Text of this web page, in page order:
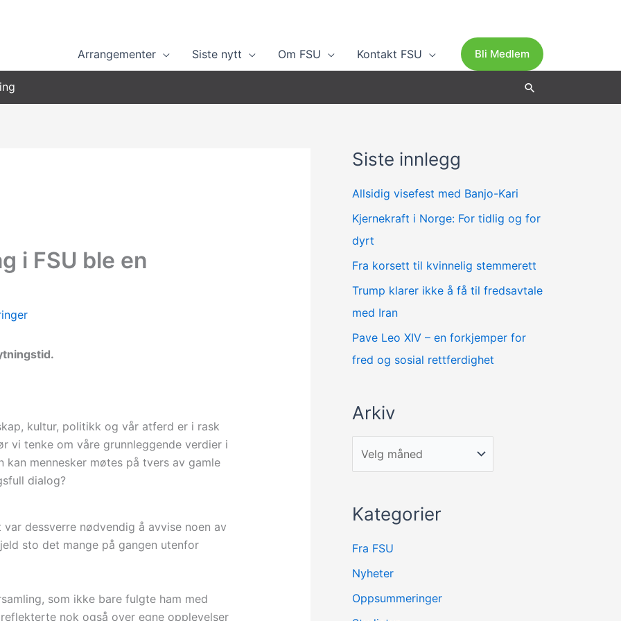
Arrangementer Siste nytt Om FSU Kontakt FSU Bli Medlem
Søk
i FSU ble en
kultur, politikk og vår atferd er i rask
vi tenke om våre grunnleggende verdier i
kan mennesker møtes på tvers av gamle
dialog?
dessverre nødvendig å avvise noen av
sto det mange på gangen utenfor
som ikke bare fulgte ham med
nok også over egne opplevelser
Siste innlegg
Allsidig visefest med Banjo-Kari
Kjernekraft i Norge: For tidlig og for
dyrt
Fra korsett til kvinnelig stemmerett
Trump klarer ikke å få til fredsavtale
med Iran
Pave Leo XIV – en forkjemper for
fred og sosial rettferdighet
Arkiv
A
i
v
Kategorier
Fra FSU
Nyheter
Oppsummeringer